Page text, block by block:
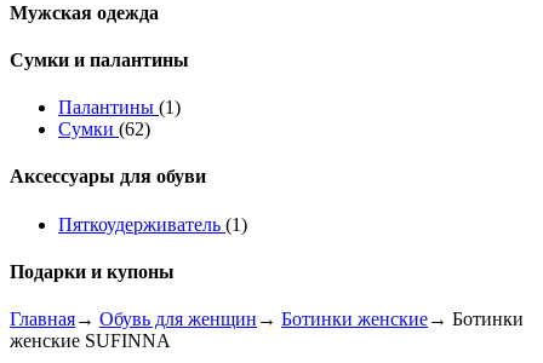
Мужская одежда
Сумки и палантины
Палантины (1)
Сумки (62)
Аксессуары для обуви
Пяткоудерживатель (1)
Подарки и купоны
Главная→ Обувь для женщин → Ботинки женские→ Ботинки
женские SUFINNA